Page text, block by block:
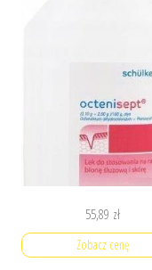
55,89 zł
Zobacz cenę